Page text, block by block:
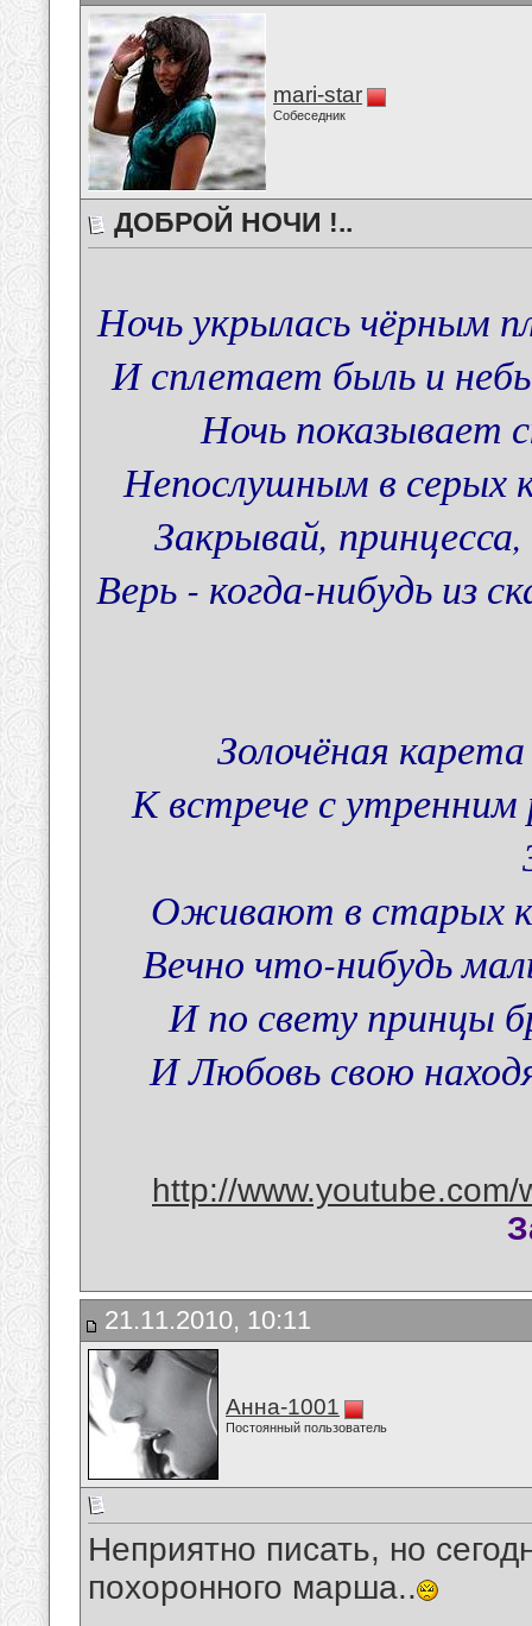
mari-star
Собеседник
ДОБРОЙ НОЧИ !..
Ночь укрылась чёрным
И сплетает быль и
Ночь показывает
Непослушным в серых
Закрывай,
Верь - когда-нибудь из
Золочёная
К встрече с утренним
Оживают в старых
Вечно что-нибудь
И по свету принцы
И Любовь свою
http://
21.11.2010, 10:11
Анна-1001
Постоянный пользователь
Неприятно писать, но
похоронного марша..